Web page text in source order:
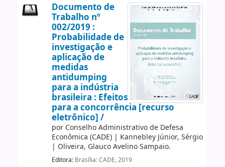
Documento de
Trabalho nº
002/2019 :
Probabilidade de
investigação e
aplicação de
medidas
antidumping
para a indústria
brasileira : Efeitos
para a concorrência [recurso
eletrônico] /
por Conselho Administrativo de Defesa
Econômica (CADE)| Kannebley Júnior, Sérgio
| Oliveira, Glauco Avelino Sampaio.
Editora: Brasília: CADE, 2019